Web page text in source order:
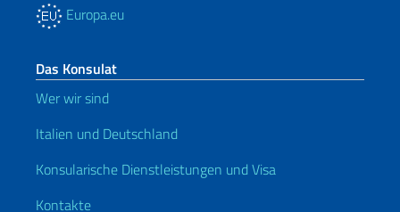
Europa.eu
Das Konsulat
Wer wir sind
Italien und Deutschland
Konsularische Dienstleistungen und Visa
Kontakte